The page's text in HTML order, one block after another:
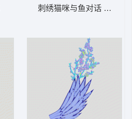
刺绣猫咪与鱼对话 猫鱼